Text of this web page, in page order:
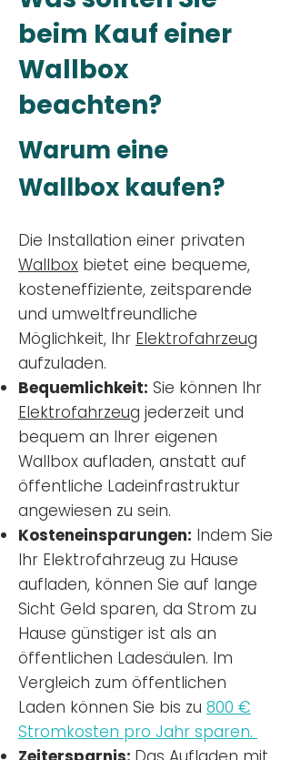
beim Kauf einer
Wallbox
beachten?
Warum eine
Wallbox kaufen?
Die Installation einer privaten
Wallbox bietet eine bequeme,
kosteneffiziente, zeitsparende
und umweltfreundliche
Möglichkeit, Ihr Elektrofahrzeug
aufzuladen.
Bequemlichkeit: Sie können Ihr
Elektrofahrzeug jederzeit und
bequem an Ihrer eigenen
Wallbox aufladen, anstatt auf
öffentliche Ladeinfrastruktur
angewiesen zu sein.
Kosteneinsparungen: Indem Sie
Ihr Elektrofahrzeug zu Hause
aufladen, können Sie auf lange
Sicht Geld sparen, da Strom zu
Hause günstiger ist als an
öffentlichen Ladesäulen. Im
Vergleich zum öffentlichen
Laden können Sie bis zu 800 €
Stromkosten pro Jahr sparen.